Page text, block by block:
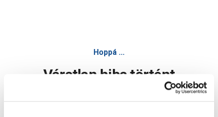
Hoppá ...
Váratlan hiba történt